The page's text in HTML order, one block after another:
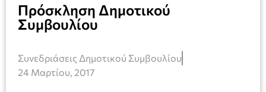
Πρόσκληση Δημοτικού
Συμβουλίου
Συνεδριάσεις Δημοτικού Συμβουλίου
24 Μαρτίου, 2017